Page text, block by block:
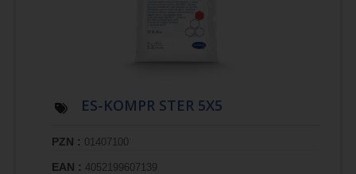
ES-KOMPR STER 5X5
PZN : 01407100
EAN : 4052199607139